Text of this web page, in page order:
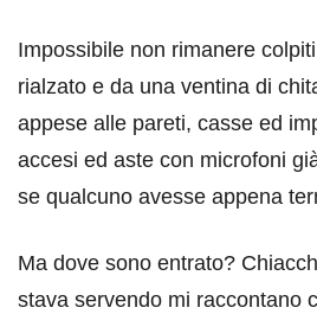
Impossibile non rimanere
rialzato e da una ventina di
appese alle pareti, casse ed
accesi ed aste con microfoni
se qualcuno avesse appena
Ma dove sono entrato?
stava servendo mi raccontano